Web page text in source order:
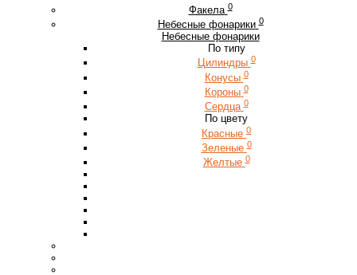
Факела 0
Небесные фонарики 0
Небесные фонарики
По типу
Цилиндры 0
Конусы 0
Короны 0
Сердца 0
По цвету
Красные 0
Зеленые 0
Желтые 0